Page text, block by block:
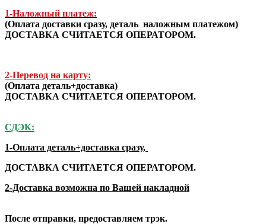
1-Наложный платеж:
(Оплата доставки сразу, деталь наложным платежом)
ДОСТАВКА СЧИТАЕТСЯ ОПЕРАТОРОМ.
2-Перевод на карту:
(Оплата деталь+доставка)
ДОСТАВКА СЧИТАЕТСЯ ОПЕРАТОРОМ.
СДЭК:
1-Оплата деталь+доставка сразу,
ДОСТАВКА СЧИТАЕТСЯ ОПЕРАТОРОМ.
2-Доставка возможна по Вашей накладной
После отправки, предоставляем трэк.